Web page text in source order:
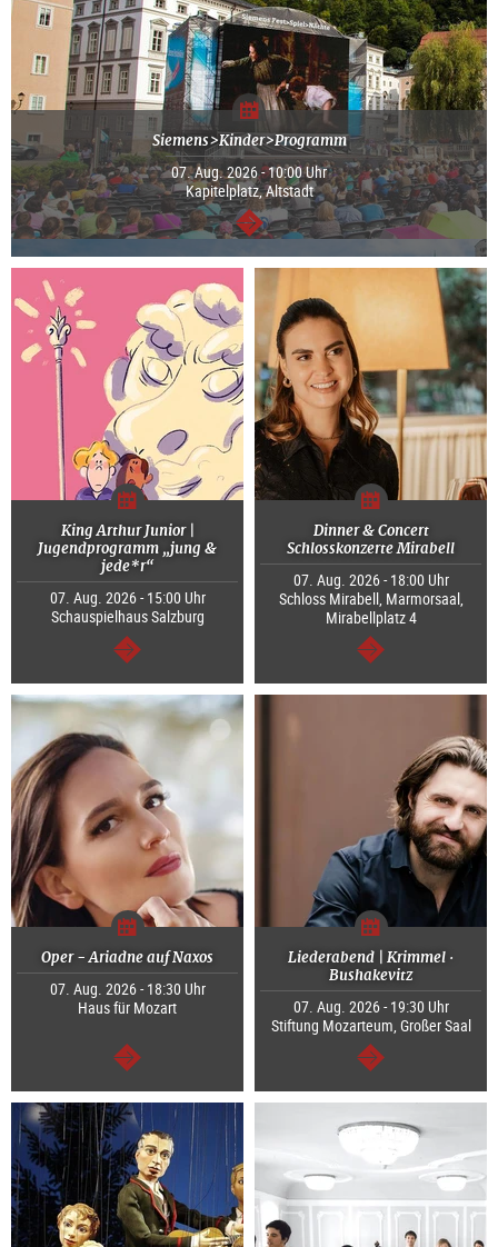
Siemens>Kinder>Programm
07. Aug. 2026 - 10:00 Uhr
Kapitelplatz, Altstadt
weiter
King Arthur Junior |
Jugendprogramm „jung &
jede*r“
07. Aug. 2026 - 15:00 Uhr
Schauspielhaus Salzburg
weiter
Dinner & Concert
Schlosskonzerte Mirabell
07. Aug. 2026 - 18:00 Uhr
Schloss Mirabell, Marmorsaal,
Mirabellplatz 4
weiter
Oper - Ariadne auf Naxos
07. Aug. 2026 - 18:30 Uhr
Haus für Mozart
weiter
Liederabend | Krimmel ·
Bushakevitz
07. Aug. 2026 - 19:30 Uhr
Stiftung Mozarteum, Großer Saal
weiter